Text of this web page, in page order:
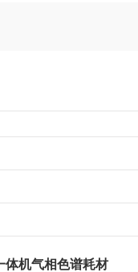
体机气相色谱耗材